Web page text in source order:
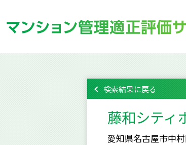
検索結果に戻る
藤和シティ
愛知県名古屋市中